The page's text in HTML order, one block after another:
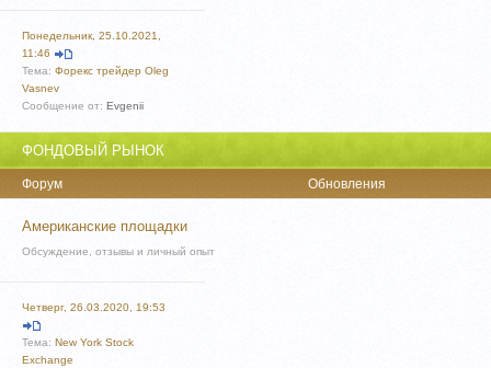
Понедельник, 25.10.2021,
11:46
Тема:Форекс трейдер Oleg
Vasnev
Сообщение от:Evgenii
ФОНДОВЫЙ РЫНОК
Форум Обновления
Американские площадки
Обсуждение, отзывы и личный опыт
Четверг, 26.03.2020, 19:53
Тема:New York Stock
Exchange